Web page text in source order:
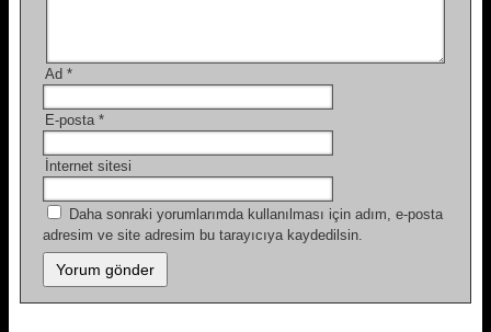
Ad *
E-posta *
İnternet sitesi
Daha sonraki yorumlarımda kullanılması için adım, e-posta
adresim ve site adresim bu tarayıcıya kaydedilsin.